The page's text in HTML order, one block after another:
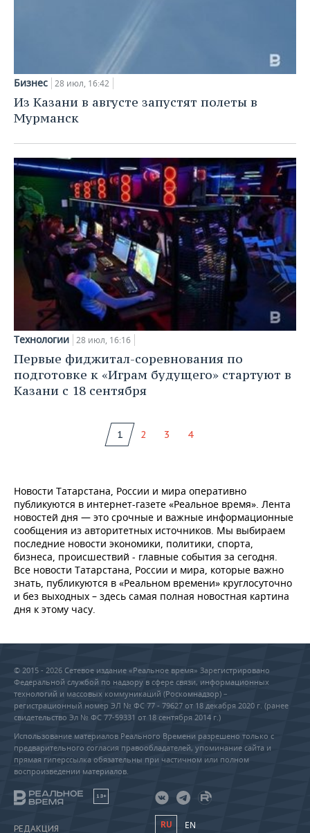
Бизнес 28 июл, 16:42
Из Казани в августе запустят полеты в
Мурманск
Технологии 28 июл, 16:16
Первые фиджитал-соревнования по
подготовке к «Играм будущего» стартуют в
Казани с 18 сентября
1 2 3 4
Новости Татарстана, России и мира оперативно
публикуются в интернет-газете «Реальное время». Лента
новостей дня — это срочные и важные информационные
сообщения из авторитетных источников. Мы выбираем
последние новости экономики, политики, спорта,
бизнеса, происшествий - главные события за сегодня.
Все новости Татарстана, России и мира, которые важно
знать, публикуются в «Реальном времени» круглосуточно
и без выходных – здесь самая полная новостная картина
дня к этому часу.
© 2015 - 2026 Сетевое издание «Реальное время» Зарегистрировано
Федеральной службой по надзору в сфере связи, информационных
технологий и массовых коммуникаций (Роскомнадзор) –
регистрационный номер ЭЛ № ФС 77 - 79627 от 18 декабря 2020 г. (ранее
свидетельство Эл № ФС 77-59331 от 18 сентября 2014 г.)
Использование материалов Реального Времени разрешено только с
предварительного согласия правообладателей, упоминание сайта и
прямая гиперссылка обязательны при частичном или полном
воспроизведении материалов.
18+
РЕДАКЦИЯ RU EN